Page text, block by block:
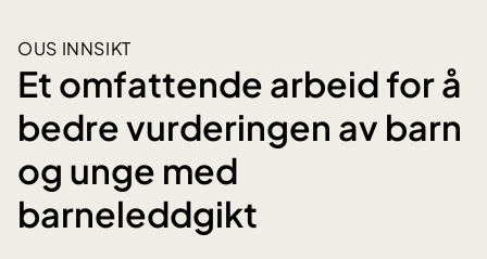
OUS INNSIKT
Et omfattende arbeid for å
bedre vurderingen av barn
og unge med
barneleddgikt